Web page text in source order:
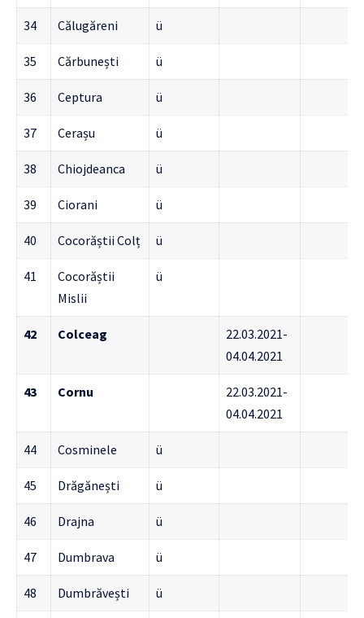
34 Călugăreni ü
35 Cărbunești ü
36 Ceptura ü
37 Cerașu ü
38 Chiojdeanca ü
39 Ciorani ü
40 Cocorăștii Colț ü
41
Cocorăștii
Mislii
ü
42 Colceag
22.03.2021-
04.04.2021
43 Cornu
22.03.2021-
04.04.2021
44 Cosminele ü
45 Drăgănești ü
46 Drajna ü
47 Dumbrava ü
48 Dumbrăvești ü